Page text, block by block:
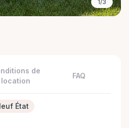
1/3
de
location
FAQ
État